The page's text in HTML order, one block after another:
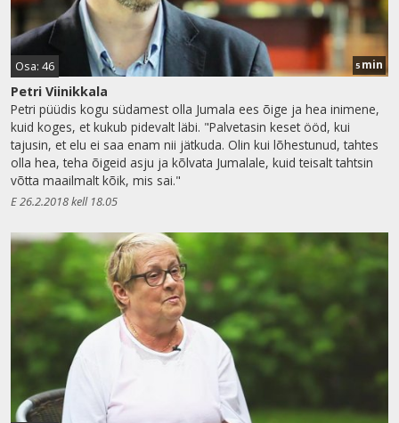
Osa: 46 5 min
Petri Viinikkala
Petri püüdis kogu südamest olla Jumala ees õige ja hea inimene,
kuid koges, et kukub pidevalt läbi. "Palvetasin keset ööd, kui
tajusin, et elu ei saa enam nii jätkuda. Olin kui lõhestunud, tahtes
olla hea, teha õigeid asju ja kõlvata Jumalale, kuid teisalt tahtsin
võtta maailmalt kõik, mis sai."
E 26.2.2018 kell 18.05